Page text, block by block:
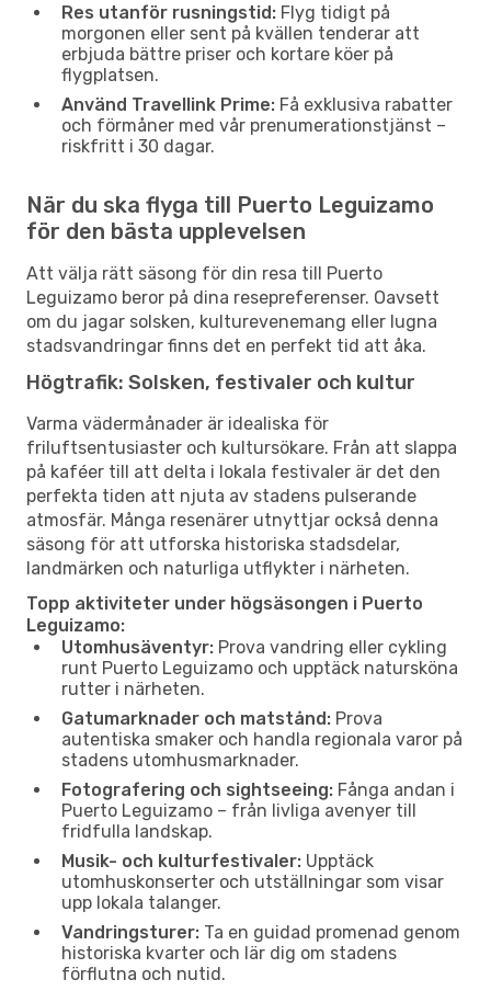
Res utanför rusningstid: Flyg tidigt på
morgonen eller sent på kvällen tenderar att
erbjuda bättre priser och kortare köer på
flygplatsen.
Använd Travellink Prime: Få exklusiva rabatter
och förmåner med vår prenumerationstjänst –
riskfritt i 30 dagar.
När du ska flyga till Puerto Leguizamo
för den bästa upplevelsen
Att välja rätt säsong för din resa till Puerto
Leguizamo beror på dina resepreferenser. Oavsett
om du jagar solsken, kulturevenemang eller lugna
stadsvandringar finns det en perfekt tid att åka.
Högtrafik: Solsken, festivaler och kultur
Varma vädermånader är idealiska för
friluftsentusiaster och kultursökare. Från att slappa
på kaféer till att delta i lokala festivaler är det den
perfekta tiden att njuta av stadens pulserande
atmosfär. Många resenärer utnyttjar också denna
säsong för att utforska historiska stadsdelar,
landmärken och naturliga utflykter i närheten.
Topp aktiviteter under högsäsongen i Puerto
Leguizamo:
Utomhusäventyr: Prova vandring eller cykling
runt Puerto Leguizamo och upptäck natursköna
rutter i närheten.
Gatumarknader och matstånd: Prova
autentiska smaker och handla regionala varor på
stadens utomhusmarknader.
Fotografering och sightseeing: Fånga andan i
Puerto Leguizamo – från livliga avenyer till
fridfulla landskap.
Musik- och kulturfestivaler: Upptäck
utomhuskonserter och utställningar som visar
upp lokala talanger.
Vandringsturer: Ta en guidad promenad genom
historiska kvarter och lär dig om stadens
förflutna och nutid.